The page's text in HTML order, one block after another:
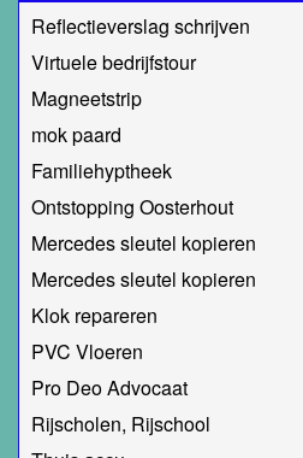
Reflectieverslag schrijven
Virtuele bedrijfstour
Magneetstrip
mok paard
Familiehyptheek
Ontstopping Oosterhout
Mercedes sleutel kopieren
Mercedes sleutel kopieren
Klok repareren
PVC Vloeren
Pro Deo Advocaat
Rijscholen, Rijschool